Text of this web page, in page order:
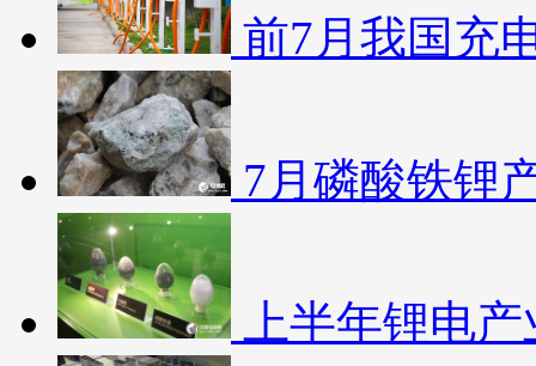
前7月我国充
7月磷酸铁锂
上半年锂电